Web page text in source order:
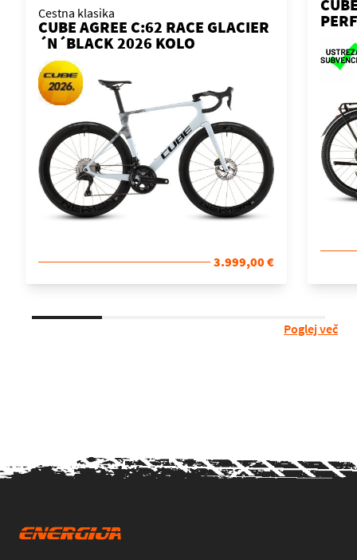
Cestna klasika
CUBE AGREE C:62 RACE GLACIER
´N´BLACK 2026 KOLO
3.999,00 €
Poglej več